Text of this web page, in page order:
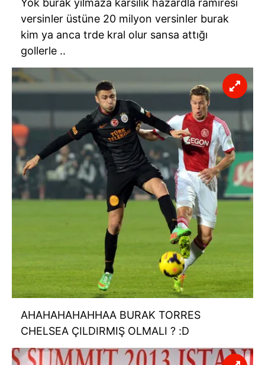
Yok burak yılmaza karsılık hazardla ramiresi
versinler üstüne 20 milyon versinler burak
kim ya anca trde kral olur sansa attığı
gollerle ..
AHAHAHAHAHHAA BURAK TORRES
CHELSEA ÇILDIRMIŞ OLMALI ? :D